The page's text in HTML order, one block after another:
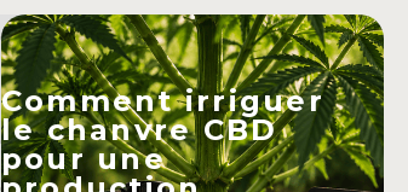
Comment irriguer
le chanvre CBD
pour une